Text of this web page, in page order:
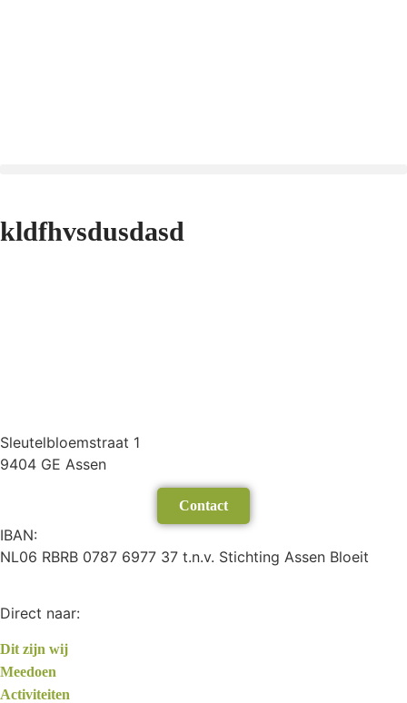
kldfhvsdusdasd
Sleutelbloemstraat 1
9404 GE Assen
Contact
IBAN:
NL06 RBRB 0787 6977 37 t.n.v. Stichting Assen Bloeit
Direct naar:
Dit zijn wij
Meedoen
Activiteiten